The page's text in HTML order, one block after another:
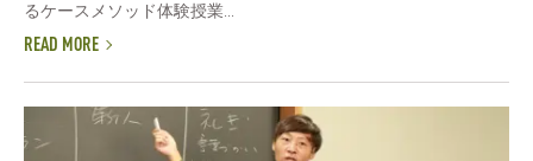
るケースメソッド体験授業...
READ MORE